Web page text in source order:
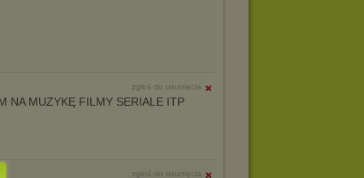
zgłoś do usunięcia
NA MUZYKĘ FILMY SERIALE ITP
zgłoś do usunięcia